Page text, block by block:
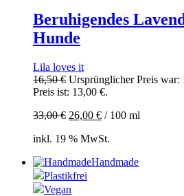
Beruhigendes
Hunde
Lila loves it
16,50€ Ursprünglicher Preis war:
Preis ist: 13,00 €.
33,00€ 26,00 € / 100 ml
inkl. 19 % MwSt.
Handmade
Plastikfrei
Vegan